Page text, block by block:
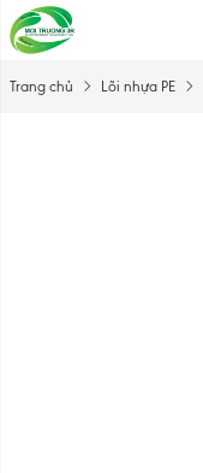
Trang chủ Lõi nhựa PE